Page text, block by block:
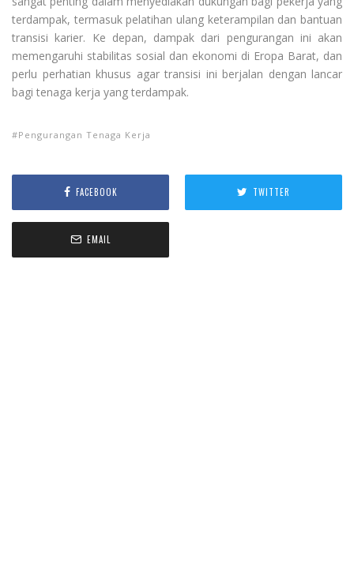
terdampak, termasuk pelatihan ulang keterampilan dan bantuan
transisi karier. Ke depan, dampak dari pengurangan ini akan
memengaruhi stabilitas sosial dan ekonomi di Eropa Barat, dan
perlu perhatian khusus agar transisi ini berjalan dengan lancar
bagi tenaga kerja yang terdampak.
Pengurangan Tenaga Kerja
FACEBOOK TWITTER
EMAIL